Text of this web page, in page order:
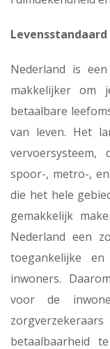
Levensstandaard
Nederland is
makkelijker om
betaalbare
van leven. Het
spoor-, metro-,
die het hele
gemakkelijk
Nederland een
toegankelijke
inwoners.
voor de
betaalbaarheid